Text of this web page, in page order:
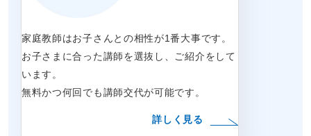
家庭教師はお子さんとの相性が1番大事です。
お子さまに合った講師を選抜し、ご紹介をして
います。
無料かつ何回でも講師交代が可能です。
詳しく見る